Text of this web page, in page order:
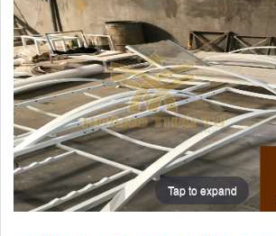
Tap to expand